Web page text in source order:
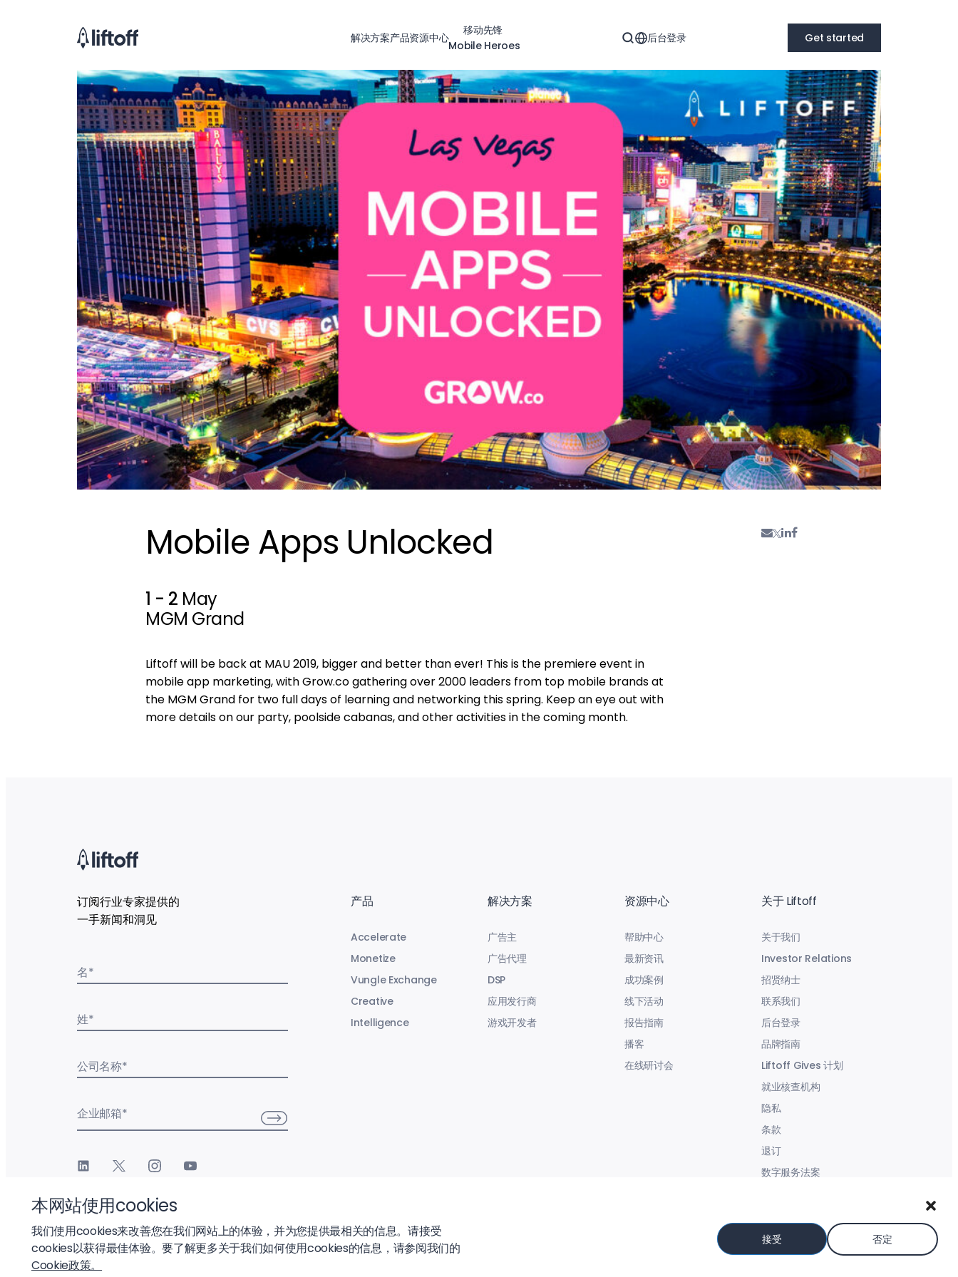
本网站使用cookies
我们使用cookies来改善您在我们网站上的体验，并为您提供最相关的信息。请接受
cookies以获得最佳体验。要了解更多关于我们如何使用cookies的信息，请参阅我们的
Cookie政策。
接受 否定
解决方案产品资源中心
移动先锋
Mobile Heroes
后台登录 Get started
Mobile Apps Unlocked
1 - 2 May
MGM Grand
Liftoff will be back at MAU 2019, bigger and better than ever! This is the premiere event in
mobile app marketing, with Grow.co gathering over 2000 leaders from top mobile brands at
the MGM Grand for two full days of learning and networking this spring. Keep an eye out with
more details on our party, poolside cabanas, and other activities in the coming month.
订阅行业专家提供的
一手新闻和洞见
名*
姓*
公司名称*
企业邮箱*
产品
Accelerate
Monetize
Vungle Exchange
Creative
Intelligence
解决方案
广告主
广告代理
DSP
应用发行商
游戏开发者
资源中心
帮助中心
最新资讯
成功案例
线下活动
报告指南
播客
在线研讨会
关于 Liftoff
关于我们
Investor Relations
招贤纳士
联系我们
后台登录
品牌指南
Liftoff Gives 计划
就业核查机构
隐私
条款
退订
数字服务法案
© 2026 Liftoff, Inc.